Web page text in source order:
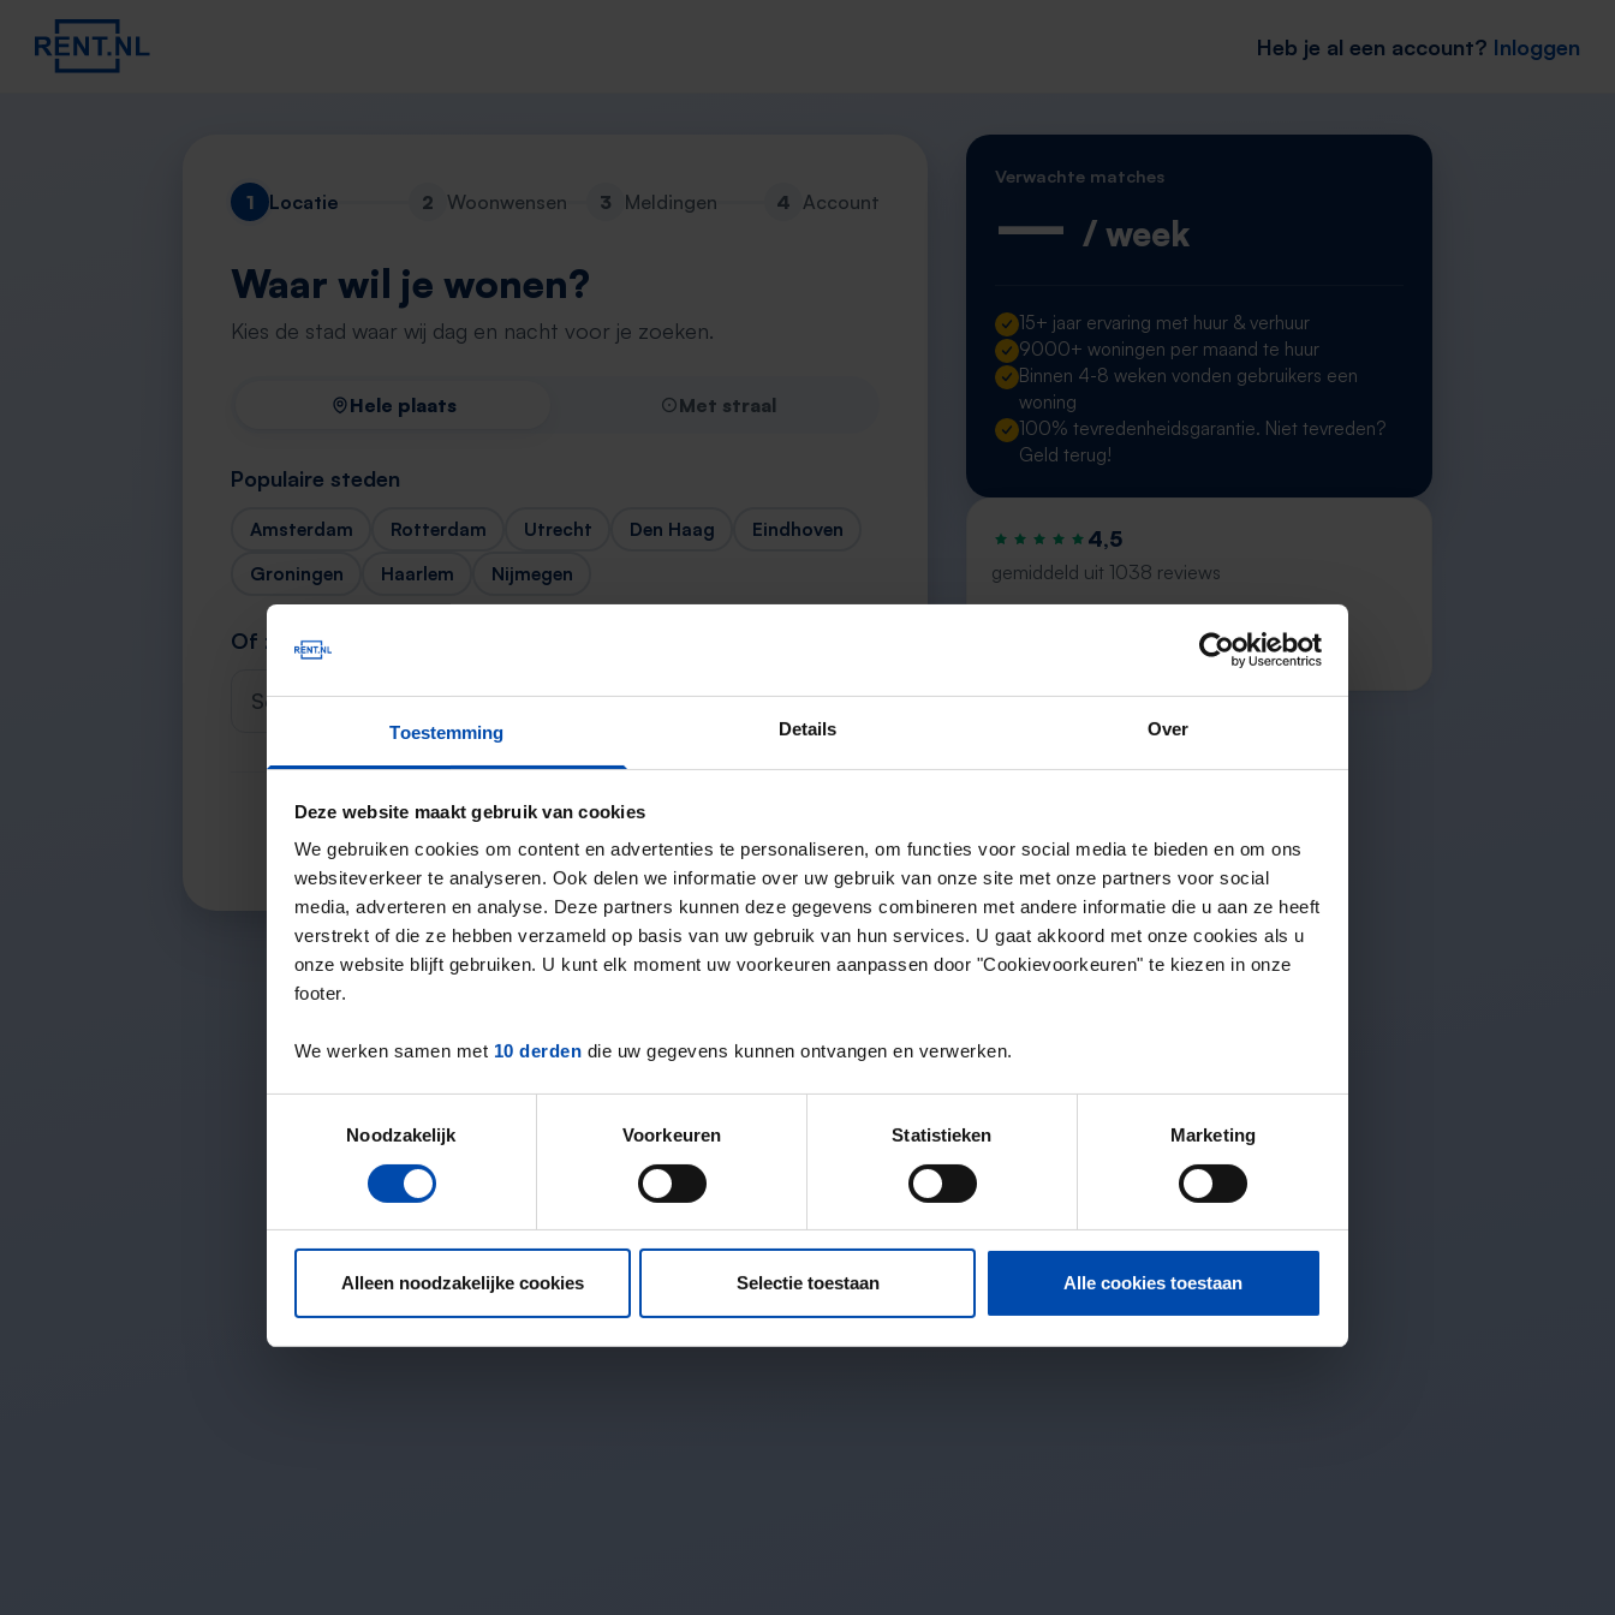
Toestemming Details Over
Deze website maakt gebruik van cookies
We gebruiken cookies om content en advertenties te personaliseren, om functies voor social media te bieden en om ons
websiteverkeer te analyseren. Ook delen we informatie over uw gebruik van onze site met onze partners voor social
media, adverteren en analyse. Deze partners kunnen deze gegevens combineren met andere informatie die u aan ze heeft
verstrekt of die ze hebben verzameld op basis van uw gebruik van hun services. U gaat akkoord met onze cookies als u
onze website blijft gebruiken. U kunt elk moment uw voorkeuren aanpassen door "Cookievoorkeuren" te kiezen in onze
footer.
We werken samen met 10 derden die uw gegevens kunnen ontvangen en verwerken.
Noodzakelijk
Voorkeuren Statistieken Marketing
Alleen noodzakelijke cookies Selectie toestaan Alle cookies toestaan
Heb je al een account? Inloggen
1 Locatie 2 Woonwensen 3 Meldingen 4 Account
Waar wil je wonen?
Kies de stad waar wij dag en nacht voor je zoeken.
Hele plaats Met straal
Populaire steden
Amsterdam Rotterdam Utrecht Den Haag
Eindhoven
Groningen
Haarlem Nijmegen
Of zoek je stad
Selecteer een plaats
Verwachte matches
— / week
15+ jaar ervaring met huur & verhuur
9000+ woningen per maand te huur
Binnen 4-8 weken vonden gebruikers een
woning
100% tevredenheidsgarantie. Niet tevreden?
Geld terug!
4,5
gemiddeld uit 1038 reviews